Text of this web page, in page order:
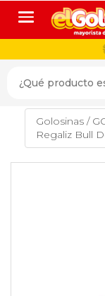
Toggle
Golosinas /
Regaliz Bull